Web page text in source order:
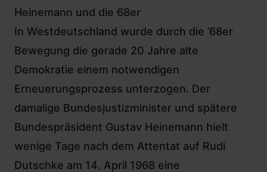
Heinemann und die 68er
In Westdeutschland wurde durch die ’68er
Bewegung die gerade 20 Jahre alte
Demokratie einem notwendigen
Erneuerungsprozess unterzogen. Der
damalige Bundesjustizminister und spätere
Bundespräsident Gustav Heinemann hielt
wenige Tage nach dem Attentat auf Rudi
Dutschke am 14. April 1968 eine